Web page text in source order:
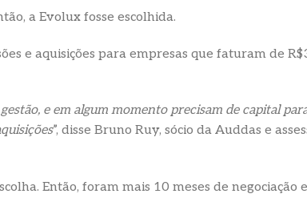
a Evolux fosse escolhida.
e aquisições para empresas que faturam de
e em algum momento precisam de capital
”, disse Bruno Ruy, sócio da Auddas e
Então, foram mais 10 meses de negociação